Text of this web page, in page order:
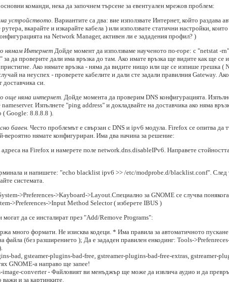
команди, нека да започнем търсене за евентуален мрежов проблем:
устройството. Вариантите са два: вие използвате Интернет, който раздава
вкарайте и изкарайте кабела ) или използвате статични настройки,
на Network Manager, активен ли е зададения профил? )
нямам Интернет Дойде момент да използваме наученото по-горе: с "netstat -
за да проверите дали има връзка до там. Ако имате връзка ще видите как ще
Ако нямате връзка - няма да видите нищо или ще се изпише грешка (
на неуспех - проверете кабелите и дали сте задали правилния Gateway.
доставчика си.
още няма интернет. Дойде момента да проверим DNS конфигурацията.
nameserver. Изпълнете "ping address" и докладвайте на доставчика ако няма
( Google: 8.8.8.8 ).
бавен. Често проблемът е свързан с DNS и ipv6 модула. Firefox се опитва да
вероятно нямате конфигуриран. Има два начина за решение:
на Firefox и намерете поле network.dns.disableIPv6. Направете
и напишете: "echo blacklist ipv6 >> /etc/modprobe.d/blacklist.conf".
системата.
>Preferences->Kayboard->Layout.Специално за GNOME се случва
>Preferences->Input Method Selector ( изберете IBUS )
да се инсталират през "Add/Remove Programs":
много формати. Не изисква кодеци. * Има правила за автоматичното
файла (без разширението ); Да е зададен правилен енкодинг: Tools-
bad, gsteamer-plugins-bad-free, gstreamer-plugins-bad-free-extras, gstreamer-
GNOME-a направо ще запее!
converter - Файловият ви менъджър ще може да извлича аудио и да
и за картинките.